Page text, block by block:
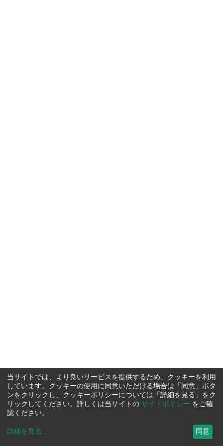
当サイトでは、より良いサービスを提供するため、クッキーを利用
しています。クッキーの使用に同意いただける場合は「同意」ボタ
ンをクリックし、クッキーポリシーについては「詳細を見る」をク
リックしてください。詳しくは当サイトの サイトポリシー をご確
認ください。
詳細を見る ... 同意